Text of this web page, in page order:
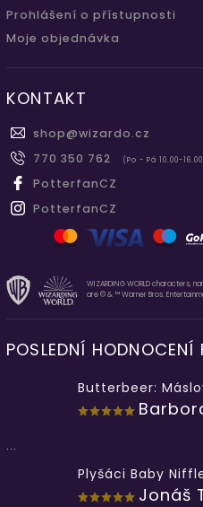
Prohlášení o přístupnosti
Moje objednávka
KONTAKT
shop@wizardo.cz
770 350 762
(Po - Pá 10.00-
PotterfanCZ
PotterfanCZ
WIZARDING WORLD characters,
are © & ™ Warner Bros.
POSLEDNÍ HODNOCENÍ
Butterbeer:
...
Plyšáci Baby
Jonáš